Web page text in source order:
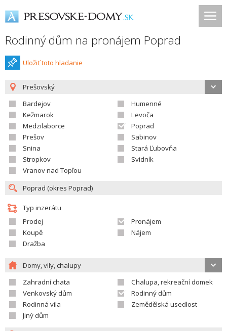
Rodinný dům na pronájem Poprad
Uložiť toto hladanie
Prešovský
Bardejov
Humenné
Kežmarok
Levoča
Medzilaborce
Poprad
Prešov
Sabinov
Snina
Stará Ľubovňa
Stropkov
Svidník
Vranov nad Topľou
Typ inzerátu
Prodej
Pronájem
Koupě
Nájem
Dražba
Domy, vily, chalupy
Zahradní chata
Chalupa, rekreační domek
Venkovský dům
Rodinný dům
Rodinná vila
Zemědělská usedlost
Jiný dům